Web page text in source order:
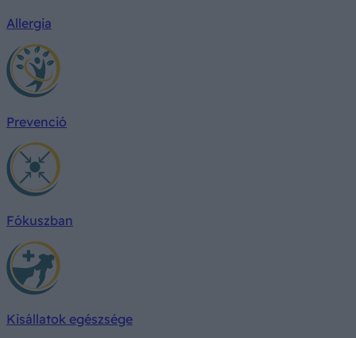
Allergia
Prevenció
Fókuszban
Kisállatok egészsége